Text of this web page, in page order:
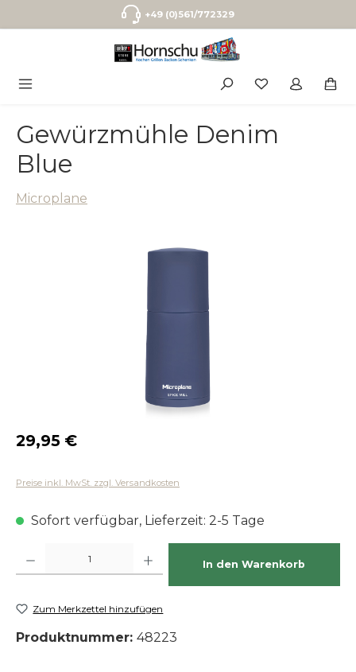
Zum Hauptinhalt springen+49 (0)561/772329
Gewürzmühle Denim
Blue
Microplane
Bildergalerie überspringen
Regulärer Preis:
29,95 €
Preise inkl. MwSt. zzgl. Versandkosten
Sofort verfügbar, Lieferzeit: 2-5 Tage
In den Warenkorb
Zum Merkzettel hinzufügen
Produktnummer: 48223